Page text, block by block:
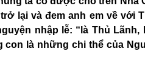
lại và đem anh em về với
nhập lễ: “là Thủ
con là những chi thể của